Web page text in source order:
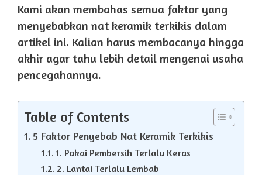
Kami akan membahas semua faktor yang
menyebabkan nat keramik terkikis dalam
artikel ini. Kalian harus membacanya hingga
akhir agar tahu lebih detail mengenai usaha
pencegahannya.
Table of Contents
5 Faktor Penyebab Nat Keramik Terkikis
1. Pakai Pembersih Terlalu Keras
2. Lantai Terlalu Lembab